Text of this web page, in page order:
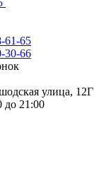
65
66
улица, 12Г
до 21:00